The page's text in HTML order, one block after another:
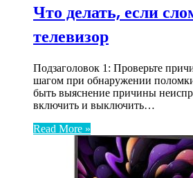
Что делать, если
телевизор
Подзаголовок 1: Проверьте
шагом при обнаружении
быть выяснение причины
включить и выключить…
Read More »